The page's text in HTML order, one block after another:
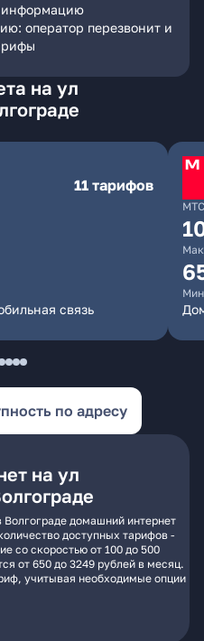
информацию
оператор перезвонит и
на ул
11 тарифов
связь
МТС
по адресу
на ул
Волгограде домашний интернет
доступных тарифов -
со скоростью от 100 до 500
от 650 до 3249 рублей в месяц.
учитывая необходимые опции